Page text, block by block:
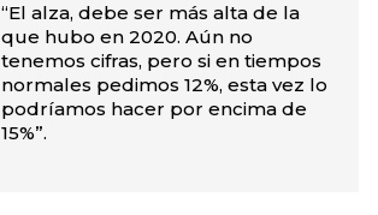
“El alza, debe ser más alta de la
que hubo en 2020. Aún no
tenemos cifras, pero si en tiempos
normales pedimos 12%, esta vez lo
podríamos hacer por encima de
15%”.